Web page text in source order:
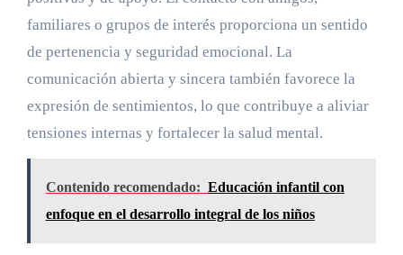
familiares o grupos de interés proporciona un sentido
de pertenencia y seguridad emocional. La
comunicación abierta y sincera también favorece la
expresión de sentimientos, lo que contribuye a aliviar
tensiones internas y fortalecer la salud mental.
Contenido recomendado: Educación infantil con
enfoque en el desarrollo integral de los niños